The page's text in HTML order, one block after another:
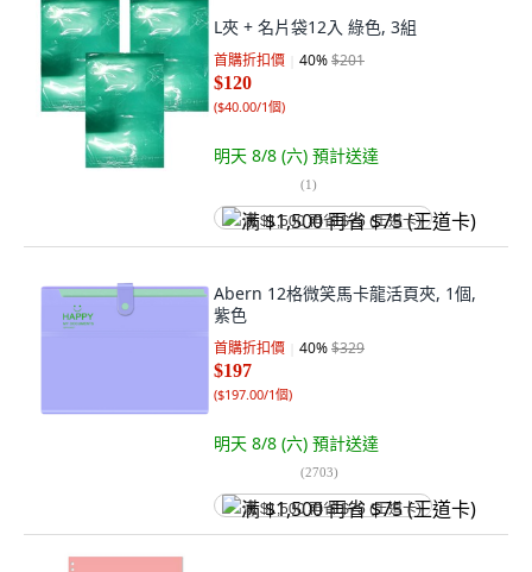
L夾 + 名片袋12入 綠色, 3組
首購折扣價 40%$201
$120
($40.00/1個)
明天 8/8 (六) 預計送達
(1)
满 $1,500 再省 $75 (王道卡)
Abern 12格微笑馬卡龍活頁夾, 1個,
紫色
首購折扣價 40%$329
$197
($197.00/1個)
明天 8/8 (六) 預計送達
(2703)
满 $1,500 再省 $75 (王道卡)